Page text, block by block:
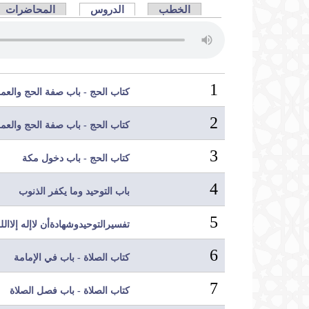
التبويبات الأساسية
الخطب الدروس(علامة التبويبالمحاضرات
1 كتاب الحج - باب صفة الحج
2 كتاب الحج - باب صفة الحج
3 كتاب الحج - باب دخول مكة
4 باب التوحيد وما يكفر الذنوب
5 تفسيرالتوحيدوشهادةأن لاإله
6 كتاب الصلاة - باب في الإمامة
7 كتاب الصلاة - باب فصل الصلاة